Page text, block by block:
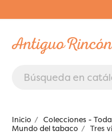
Inicio Colecciones -
Mundo del tabaco
Tres